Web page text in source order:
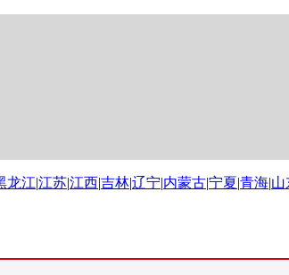
龙江|江苏|江西|吉林|辽宁|内蒙古|宁夏|青海|山